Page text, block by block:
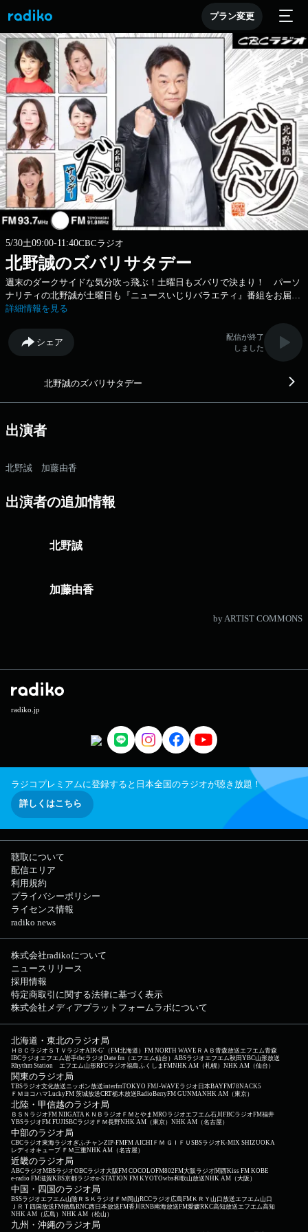
プラン変更
5/30土09:00-11:40CBCラジオ
北野誠のズバリサタデー
週末のダークサイドな気分吹っ飛ぶ！土曜日もズバリで決まり！ パーソ
ナリティの北野誠が土曜日も『ニュースいじりバラエティ』番組をお届け
します！ 「スポーツ＆エンタメニュース」では、1週間のスポーツと
ません!! ズバリ公式LINE＠はここから 番組へのおたよりはこちら
FAXは 052-263-6800 まで
詳細情報を見る
シェア
配信が終了
しました
北野誠のズバリサタデー
出演者
北野誠 加藤由香
出演者の追加情報
北野誠
加藤由香
by ARTIST COMMONS
radiko.jp
ラジコプレミアムに登録すると日本全国のラジオが聴き放題！
詳しくはこちら
聴取について
配信エリア
利用規約
プライバシーポリシー
ライセンス情報
radiko news
株式会社radikoについて
ニュースリリース
採用情報
特定商取引に関する法律に基づく表示
株式会社メディアプラットフォームラボについて
北海道・東北のラジオ局
ＨＢＣラジオ ＳＴＶラジオ AIR-G'（FM北海道） FM NORTH WAVE ＲＡＢ青森放送 エフエム青森
IBCラジオ エフエム岩手tbcラジオDate fm（エフエム仙台） ABSラジオ エフエム秋田 YBC山形放送
Rhythm Station エフエム山形RFCラジオ福島 ふくしまFMNHK AM（札幌） NHK AM（仙台）
関東のラジオ局
TBSラジオ文化放送 ニッポン放送interfmTOKYO FMJ-WAVE ラジオ日本BAYFM78NACK5
ＦＭヨコハマLuckyFM 茨城放送CRT栃木放送RadioBerryFM GUNMANHK AM（東京）
北陸・甲信越のラジオ局
ＢＳＮラジオFM NIIGATA ＫＮＢラジオ ＦＭとやま MROラジオ エフエム石川 FBCラジオFM福井
YBSラジオFM FUJISBCラジオ ＦＭ長野NHK AM（東京） NHK AM（名古屋）
中部のラジオ局
CBCラジオ東海ラジオ ぎふチャンZIP-FMFM AICHI ＦＭ ＧＩＦＵ SBSラジオK-MIX SHIZUOKA
レディオキューブ ＦＭ三重NHK AM（名古屋）
近畿のラジオ局
ABCラジオMBSラジオOBCラジオ大阪FM COCOLOFM802FM大阪 ラジオ関西Kiss FM KOBE
e-radio FM滋賀KBS京都ラジオα-STATION FM KYOTOwbs和歌山放送NHK AM（大阪）
中国・四国のラジオ局
BSSラジオ エフエム山陰 ＲＳＫラジオ ＦＭ岡山RCCラジオ 広島FM ＫＲＹ山口放送 エフエム山口
ＪＲＴ四国放送FM徳島RNC西日本放送FM香川 RNB南海放送FM愛媛RKC高知放送 エフエム高知
NHK AM（広島） NHK AM（松山）
九州・沖縄のラジオ局